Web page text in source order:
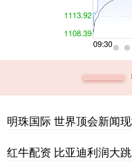
明珠国际 世界顶会新闻
红牛配资 比亚迪利润大